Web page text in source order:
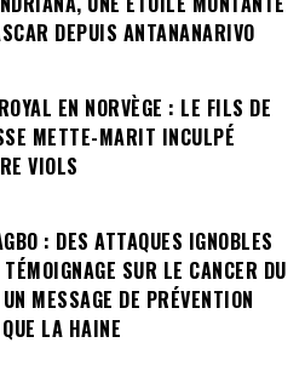
DEPUIS ANTANANARIVO
EN NORVÈGE : LE FILS DE
METTE-MARIT INCULPÉ
VIOLS
: DES ATTAQUES IGNOBLES
SUR LE CANCER DU
MESSAGE DE PRÉVENTION
LA HAINE